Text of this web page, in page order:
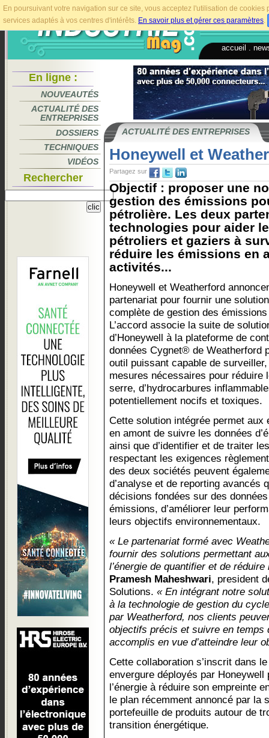
En poursuivant votre navigation sur ce site, vous acceptez l'utilisation de
services adaptés à vos centres d'intérêts. En savoir plus et gérer ces paramètres.
accueil
En ligne :
NOUVEAUTÉS
ACTUALITÉ DES
ENTREPRISES
DOSSIERS
TECHNIQUES
VIDÉOS
Rechercher
ACTUALITÉ DES ENTREPRISES
Honeywell et
Partagez sur
Objectif : proposer une
gestion des émissions
pétrolière. Les deux
technologies pour aider
pétroliers et gaziers à
réduire les émissions en
activités...
Honeywell et Weatherford
partenariat pour fournir une solution
complète de gestion des
L’accord associe la suite de
d’Honeywell à la plateforme de
données Cygnet® de Weatherford
outil puissant capable de
mesures nécessaires pour réduire
serre, d’hydrocarbures
potentiellement nocifs et toxiques.
Cette solution intégrée permet
en amont de suivre les données
ainsi que d’identifier et de traiter
respectant les exigences
des deux sociétés peuvent
d’analyse et de reporting avancés
décisions fondées sur des
émissions, d’améliorer leur
leurs objectifs environnementaux.
« Le partenariat formé avec
fournir des solutions permettant
l’énergie de quantifier et de
Pramesh Maheshwari, president
Solutions. « En intégrant notre
à la technologie de gestion du
par Weatherford, nos clients
objectifs précis et suivre en temps
accomplis en vue d’atteindre leur
Cette collaboration s’inscrit dans
envergure déployés par
l’énergie à réduire son empreinte
le plan récemment annoncé par la
portefeuille de produits autour de
transition énergétique.